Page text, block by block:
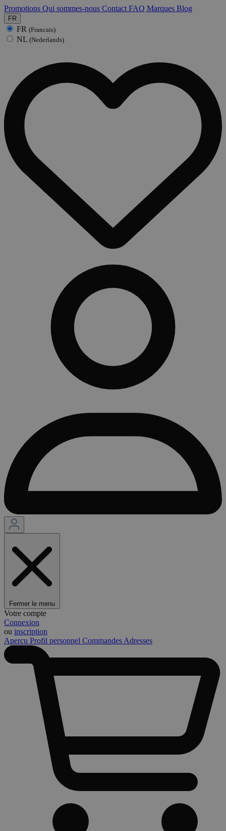
Promotions Qui sommes-nous Contact FAQ Marques Blog
FR
FR (Francais)
NL (Nederlands)
Fermer le menu
Votre compte
Connexion
ou inscription
Aperçu Profil personnel Commandes Adresses